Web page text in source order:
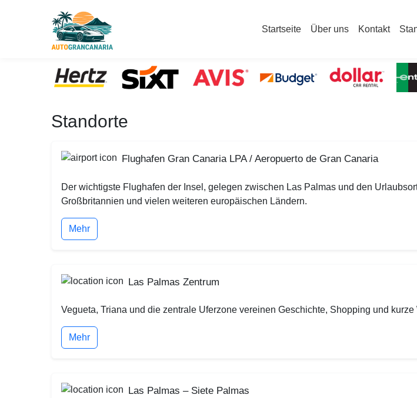
Startseite Über uns Kontakt
Standorte
Flughafen Gran Canaria LPA / Aeropuerto de Gran Canaria
Der wichtigste Flughafen der Insel, gelegen zwischen Las Palmas und den
Großbritannien und vielen weiteren europäischen Ländern.
Mehr
Las Palmas Zentrum
Vegueta, Triana und die zentrale Uferzone vereinen Geschichte, Shopping und
Mehr
Las Palmas – Siete Palmas